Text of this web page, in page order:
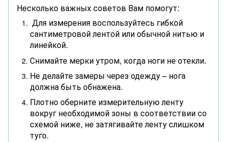
Несколько важных советов Вам помогут:
Для измерения воспользуйтесь гибкой
сантиметровой лентой или обычной нитью и
линейкой.
Снимайте мерки утром, когда ноги не отекли.
Не делайте замеры через одежду – нога
должна быть обнажена.
Плотно оберните измерительную ленту
вокруг необходимой зоны в соответствии со
схемой ниже, не затягивайте ленту слишком
туго.